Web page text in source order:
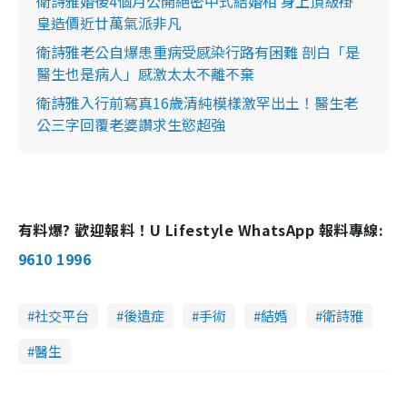
皇造價近廿萬氣派非凡
衛詩雅老公自爆患重病受感染行路有困難 剖白「是
醫生也是病人」感激太太不離不棄
衛詩雅入行前寫真16歲清純模樣激罕出土！醫生老
公三字回覆老婆讚求生慾超強
有料爆? 歡迎報料！U Lifestyle WhatsApp 報料專線:
9610 1996
社交平台 後遺症 手術 結婚
衛詩雅
醫生